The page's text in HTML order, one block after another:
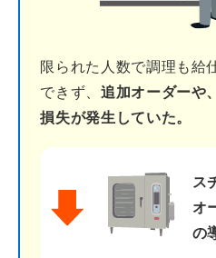
限られた人数で調理も給
できず、 追加オーダーや
損失が発生していた。
ス
オ
の